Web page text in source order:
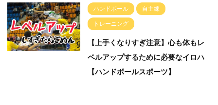
ハンドボール 自主練
トレーニング
【上手くなりすぎ注意】心も体もレ
ベルアップするために必要なイロハ
【ハンドボールスポーツ】